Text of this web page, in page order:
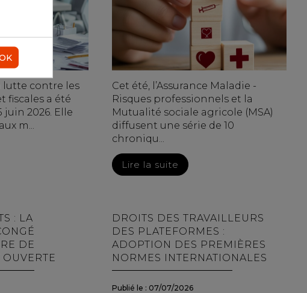
lutte contre les
fiscales a été
2026. Elle
m...
Cet été, l’Assurance Maladie -
Risques professionnels et la
Mutualité sociale agricole (MSA)
diffusent une série de 10
chroniqu...
Lire la suite
: LA
DE
OUVERTE
DROITS DES TRAVAILLEURS
DES PLATEFORMES :
ADOPTION DES PREMIÈRES
NORMES INTERNATIONALES
Publié le : 07/07/2026